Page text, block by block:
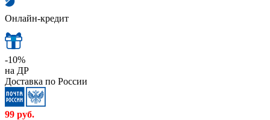
Онлайн-кредит
-10%
на ДР
Доставка по России
99 руб.